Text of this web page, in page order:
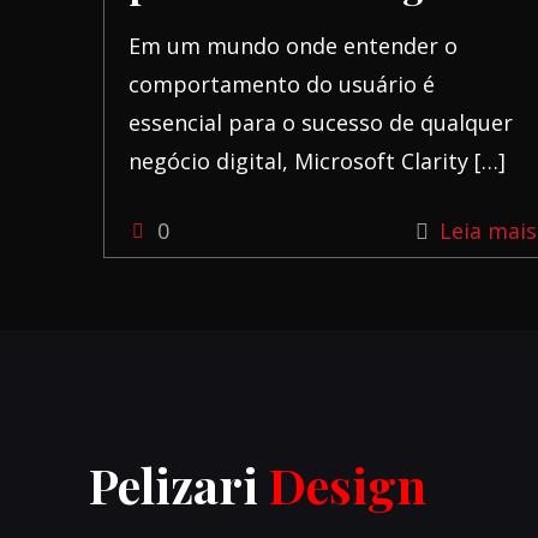
Em um mundo onde entender o
comportamento do usuário é
essencial para o sucesso de qualquer
negócio digital, Microsoft Clarity[…]
0 Leia mais-
Pelizari Design